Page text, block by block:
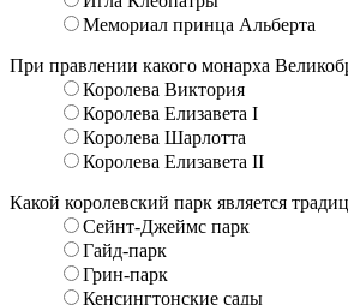
Мемориал принца Альберта
При правлении какого монарха
Королева Виктория
Королева Елизавета I
Королева Шарлотта
Королева Елизавета II
Какой королевский парк является
Сейнт-Джеймс парк
Гайд-парк
Грин-парк
Кенсингтонские сады